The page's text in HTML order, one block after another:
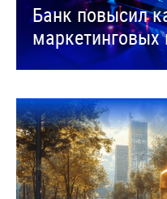
Банк повысил